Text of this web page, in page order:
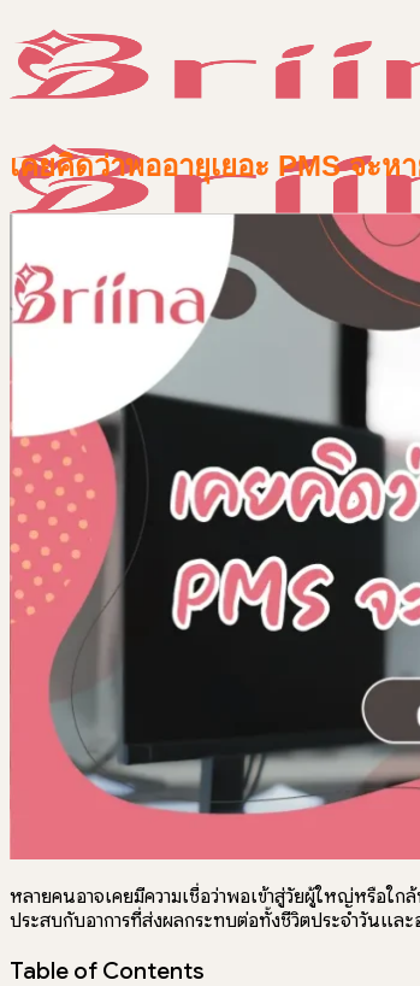
to
content
หน้าแรก
ปรึกษาฟรี
บทความสุขภาพ
ติดต่อเรา
ปรึกษาฟรี
094-2150526
ปรึกษาฟรี
เคยคิดว่าพออายุเยอะ PMS จะ
หลายคนอาจเคยมีความเชื่อว่าพอเข้าสู่วัยผู้ใหญ่หรือใก
ประสบกับอาการที่ส่งผลกระทบต่อทั้งชีวิตประจำวันแล
Table of Contents